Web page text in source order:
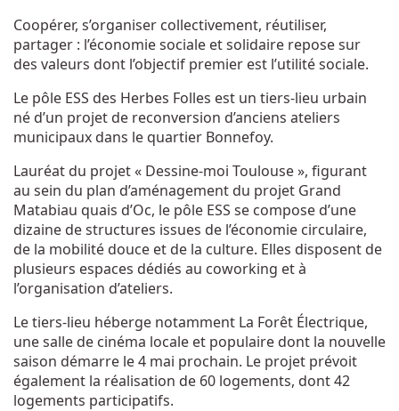
Coopérer, s’organiser collectivement, réutiliser,
partager : l’économie sociale et solidaire repose sur
des valeurs dont l’objectif premier est l’utilité sociale.
Le pôle ESS des Herbes Folles est un tiers-lieu urbain
né d’un projet de reconversion d’anciens ateliers
municipaux dans le quartier Bonnefoy.
Lauréat du projet « Dessine-moi Toulouse », figurant
au sein du plan d’aménagement du projet Grand
Matabiau quais d’Oc, le pôle ESS se compose d’une
dizaine de structures issues de l’économie circulaire,
de la mobilité douce et de la culture. Elles disposent de
plusieurs espaces dédiés au coworking et à
l’organisation d’ateliers.
Le tiers-lieu héberge notamment La Forêt Électrique,
une salle de cinéma locale et populaire dont la nouvelle
saison démarre le 4 mai prochain. Le projet prévoit
également la réalisation de 60 logements, dont 42
logements participatifs.